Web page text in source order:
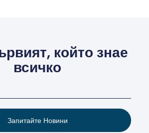
който знае
всичко
Запитайте Новини